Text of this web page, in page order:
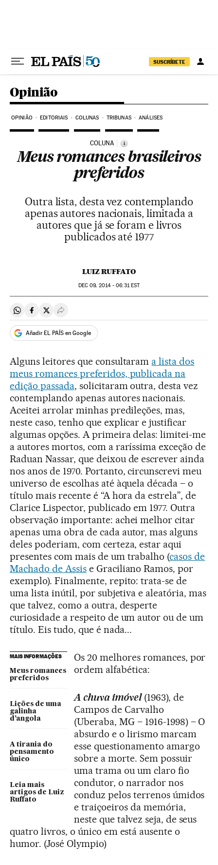
SUSCRÍBETE
Opinião
OPINIÃO EDITORIAIS COLUNAS TRIBUNAS ANÁLISES
COLUNA i
Meus romances brasileiros
preferidos
Outra lista, desta vez contemplando
apenas autores nacionais, limitada a
autores que já se foram e livros
publicados até 1977
LUIZ RUFFATO
DEC 09, 2014 - 06:31EST
Compartir en Whatsapp
Compartir en Facebook
Compartir en Twitter
Desplegar Redes Sociales
Añadir EL PAÍS en Google
Alguns leitores que consultaram a lista dos
meus romances preferidos, publicada na
edição passada, solicitaram outra, desta vez
contemplando apenas autores nacionais.
Aceitei arrolar minhas predileções, mas,
neste caso, tenho que explicar e justificar
algumas opções. A primeira delas: limitei-me
a autores mortos, com a raríssima exceção de
Raduan Nassar, que deixou de escrever ainda
nos anos de 1970. Portanto, circunscrevi meu
universo de escolhas até àquela década – o
título mais recente é “A hora da estrela”, de
Clarice Lispector, publicado em 1977. Outra
observação importante: achei melhor citar
apenas uma obra de cada autor, mas alguns
deles poderiam, com certeza, estar aqui
presentes com mais de um trabalho (casos de
Machado de Assise Graciliano Ramos, por
exemplo). Finalmente, repito: trata-se de
uma lista inútil, por subjetiva e aleatória, mas
que talvez, como a outra, desperte
curiosidade a respeito de um autor ou de um
título. Eis tudo, que é nada...
MAIS INFORMAÇÕES
Meus romances
preferidos
Lições de uma
galinha
d’angola
A tirania do
pensamento
único
Leia mais
artigos de Luiz
Ruffato
Os 20 melhores romances, por
ordem alfabética:
A chuva imóvel(1963), de
Campos de Carvalho
(Uberaba, MG – 1916-1998) – O
absurdo e o lirismo marcam
esse questionamento amargo
sobre a morte. Sem possuir
uma trama ou um claro fio
condutor, o narrador nos
conduz pelos terrenos úmidos
e traiçoeiros da memória,
neste que talvez seja, de seus
quatro livros, o único em está ausente o
humor. (José Olympio)